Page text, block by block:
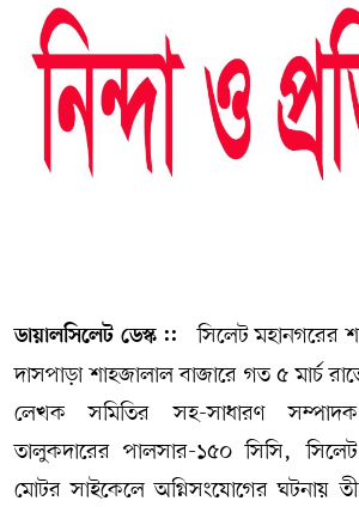
ডায়ালসিলেট ডেস্ক ::
সিলেট মহানগরের
দাসপাড়া শাহজালাল বাজারে গত ৫ মার্চ
লেখক সমিতির সহ-সাধারণ
তালুকদারের পালসার-১৫০ সিসি,
মোটর সাইকেলে অগ্নিসংযোগের ঘটনায়
সম্পাদকীয় কলাম
ABOUT US
DIAL SYLHET